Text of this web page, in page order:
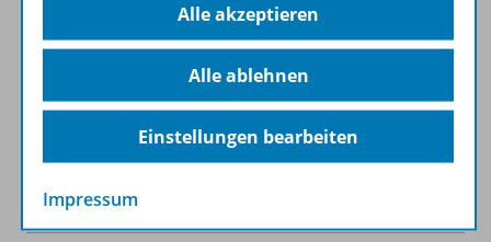
Zugehörige Produkte
Demoversion
Benachrichtigungs-Service
Alle akzeptieren
Alle ablehnen
Einstellungen bearbeiten
Impressum